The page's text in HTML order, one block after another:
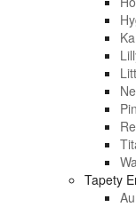
Tapety